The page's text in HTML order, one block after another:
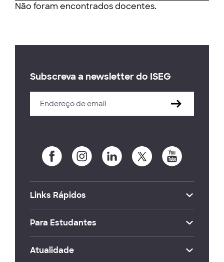
Não foram encontrados docentes.
Subscreva a newsletter do ISEG
Links Rápidos
Para Estudantes
Atualidade